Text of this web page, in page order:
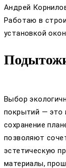
Андрей
Работаю в
установкой
Выбор
покрытий — это
сохранение
позволяют
эстетическую
материалы,